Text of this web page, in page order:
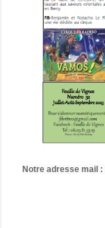
Notre adresse mail :